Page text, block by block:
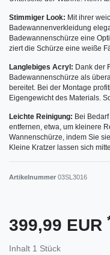
Stimmiger Look: Mit ihrer
Badewannenverkleidung
Badewannenschürze eine
ziert die Schürze eine weiße
Langlebiges Acryl: Dank der
Badewannenschürze als
bereitet. Bei der Montage
Eigengewicht des Materials.
Leichte Reinigung: Bei
entfernen, etwa, um kleinere
Wannenschürze, indem Sie
Kleine Kratzer lassen sich
Artikelnummer 03SL3016
399,99 EUR
Inhalt 1 Stück